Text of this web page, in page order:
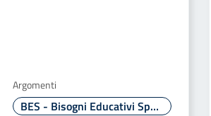
Argomenti
BES - Bisogni Educativi Speciali